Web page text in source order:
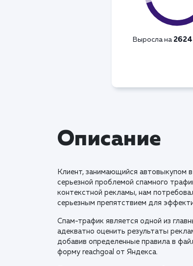
Выросла на 2624
Описание
Клиент, занимающийся автовыкупом
серьезной проблемой спамного
контекстной рекламы, нам
серьезным препятствием для
Спам-трафик является одной из
адекватно оценить результаты
добавив определенные правила в
форму reachgoal от Яндекса.